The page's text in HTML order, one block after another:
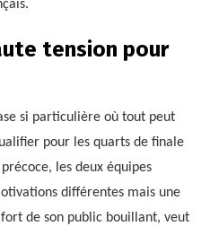
tension pour
si particulière où tout peut
pour les quarts de finale
les deux équipes
différentes mais une
de son public bouillant, veut